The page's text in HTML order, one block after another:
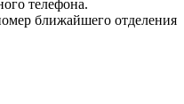
телефона.
ближайшего отделения